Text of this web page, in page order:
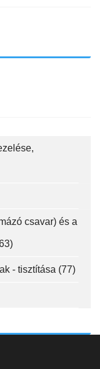
csavar) és a
- tisztítása (77)
fa-
in